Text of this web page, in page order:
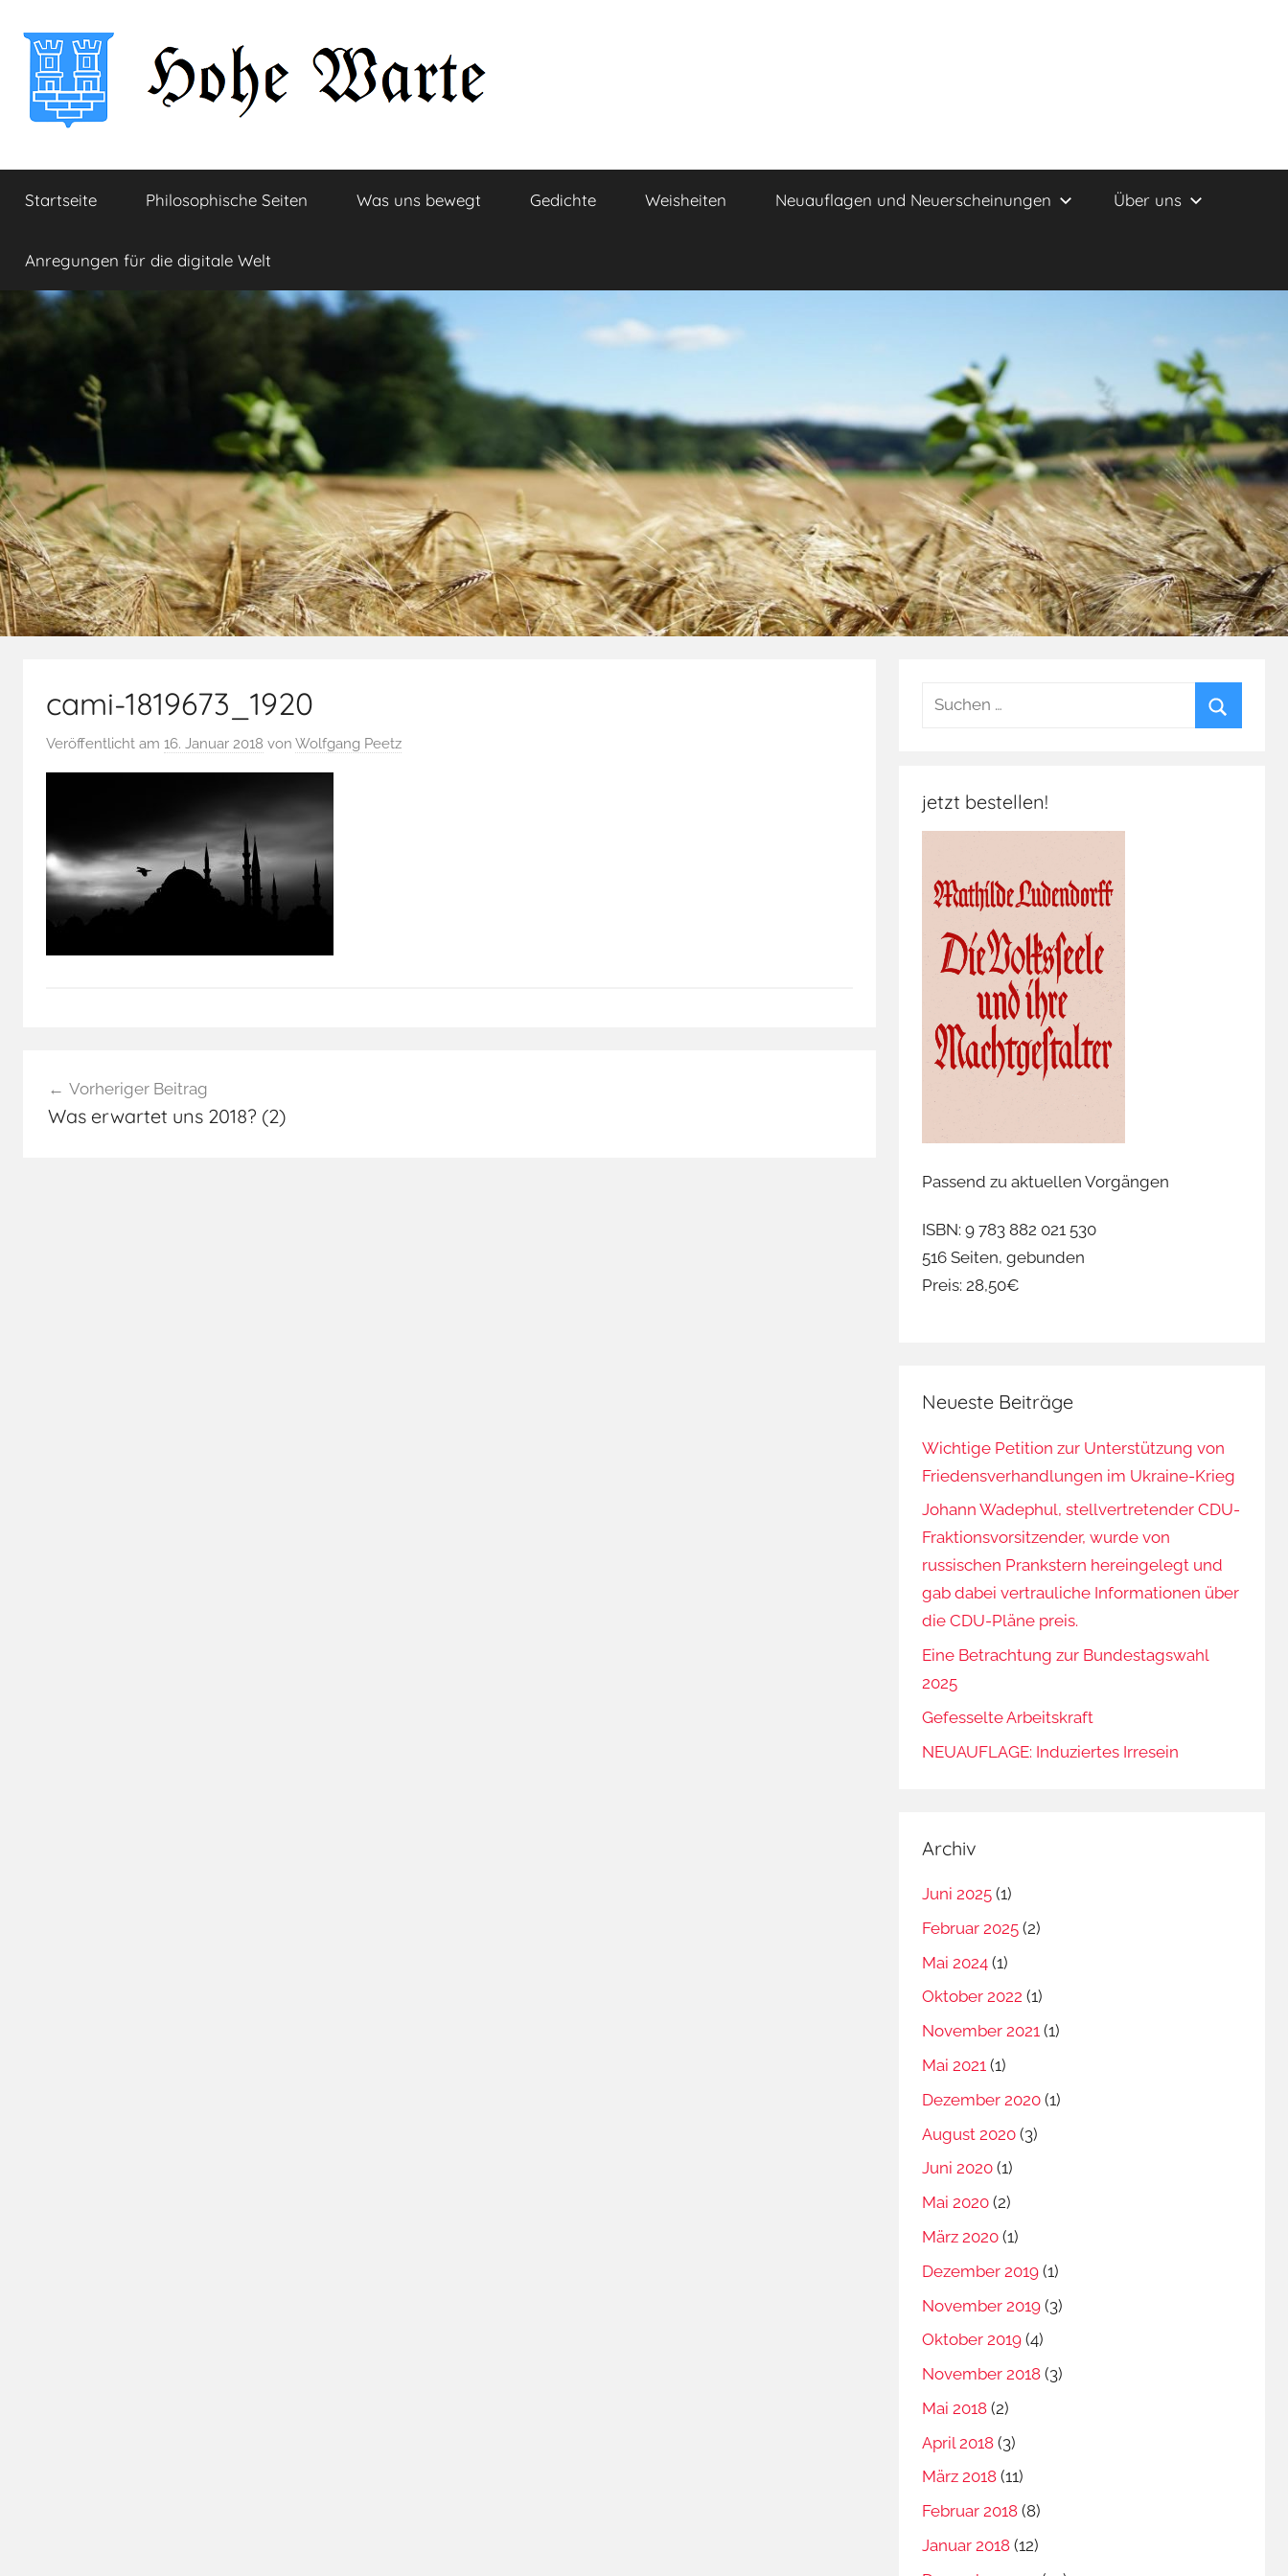
Inhalt
springen
Hohe
Warte
Startseite Philosophische Seiten Was uns bewegt Gedichte Weisheiten Neuauflagen und Neuerscheinungen Über uns
Anregungen für die digitale Welt
cami-1819673_1920
Veröffentlicht am 16. Januar 2018 von Wolfgang Peetz
Vorheriger Beitrag
Was erwartet uns 2018? (2)
Suchen
jetzt bestellen!
Passend zu aktuellen Vorgängen
ISBN: 9 783 882 021 530
516 Seiten, gebunden
Preis: 28,50€
Neueste Beiträge
Wichtige Petition zur Unterstützung von
Friedensverhandlungen im Ukraine-Krieg
Johann Wadephul, stellvertretender CDU-
Fraktionsvorsitzender, wurde von
russischen Prankstern hereingelegt und
gab dabei vertrauliche Informationen über
die CDU-Pläne preis.
Eine Betrachtung zur Bundestagswahl
2025
Gefesselte Arbeitskraft
NEUAUFLAGE: Induziertes Irresein
Archiv
Juni 2025 (1)
Februar 2025 (2)
Mai 2024 (1)
Oktober 2022 (1)
November 2021 (1)
Mai 2021 (1)
Dezember 2020 (1)
August 2020 (3)
Juni 2020 (1)
Mai 2020 (2)
März 2020 (1)
Dezember 2019 (1)
November 2019 (3)
Oktober 2019 (4)
November 2018 (3)
Mai 2018 (2)
April 2018 (3)
März 2018 (11)
Februar 2018 (8)
Januar 2018 (12)